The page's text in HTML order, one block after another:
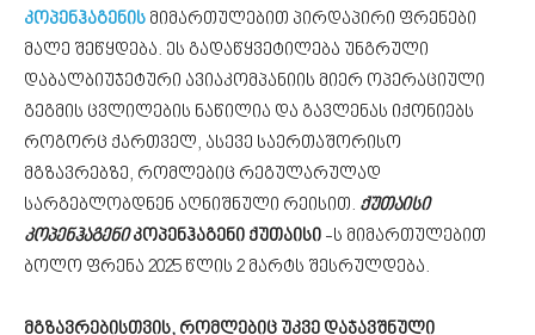
კოპენჰაგენის მიმართულებით პირდაპირი ფრენები
მალე შეწყდება. ეს გადაწყვეტილება უნგრული
დაბალბიუჯეტური ავიაკომპანიის მიერ ოპერაციული
გეგმის ცვლილების ნაწილია და გავლენას იქონიებს
როგორც ქართველ, ასევე საერთაშორისო
მგზავრებზე, რომლებიც რეგულარულად
სარგებლობდნენ აღნიშნული რეისით. ქუთაისი
კოპენჰაგენიკოპენჰაგენი ქუთაისი -ს მიმართულებით
ბოლო ფრენა 2025 წლის 2 მარტს შესრულდება.
მგზავრებისთვის, რომლებიც უკვე დაჯავშნული